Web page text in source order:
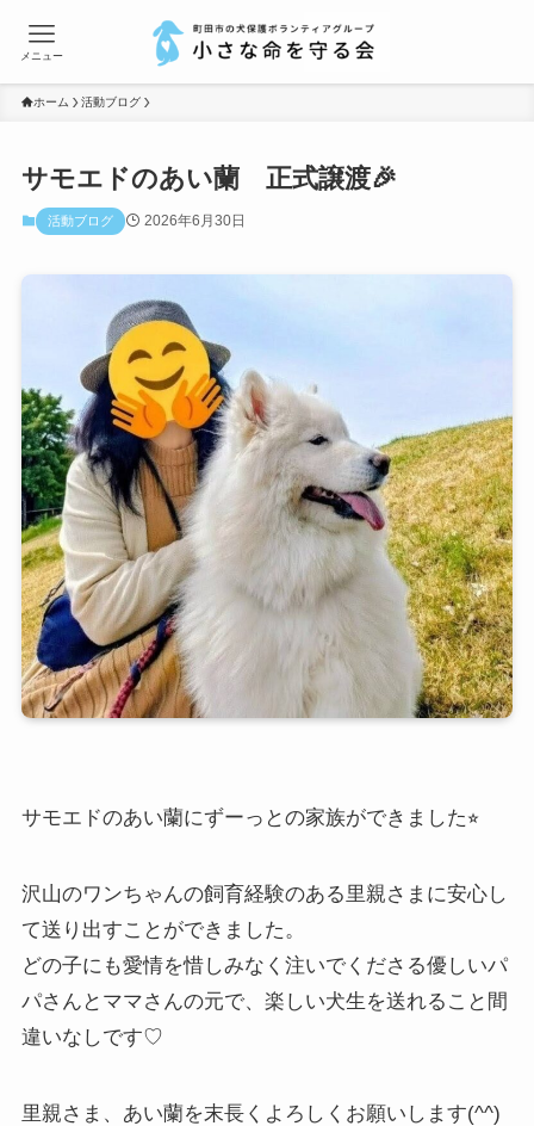
メニュー
ホーム 活動ブログ
サモエドのあい蘭 正式譲渡🎉
活動ブログ 2026年6月30日
サモエドのあい蘭にずーっとの家族ができました⭐︎
沢山のワンちゃんの飼育経験のある里親さまに安心し
て送り出すことができました。
どの子にも愛情を惜しみなく注いでくださる優しいパ
パさんとママさんの元で、楽しい犬生を送れること間
違いなしです♡
里親さま、あい蘭を末長くよろしくお願いします(^^)